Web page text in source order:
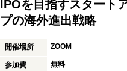
IPOを目指すスタート
プの海外進出戦略
開催場所 ZOOM
参加費 無料